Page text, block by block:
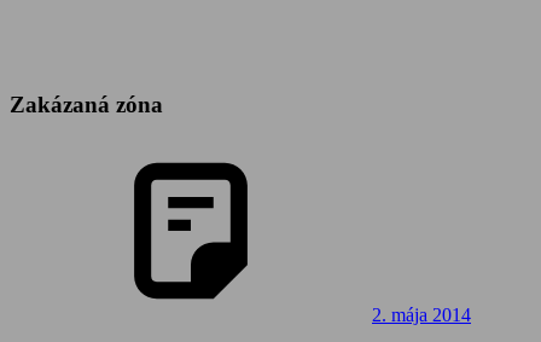
Zakázaná zóna
2. mája 2014